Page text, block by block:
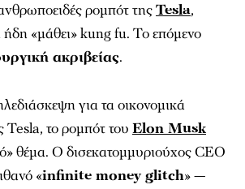
ρομπότ τηςTesla,
ήδη «μάθει» kung fu. Το επόμενο
ακριβείας.
για τα οικονομικά
Tesla, το ρομπότ του Elon Musk
θέμα. Ο δισεκατομμυριούχος CEO
«infinite money glitch» —